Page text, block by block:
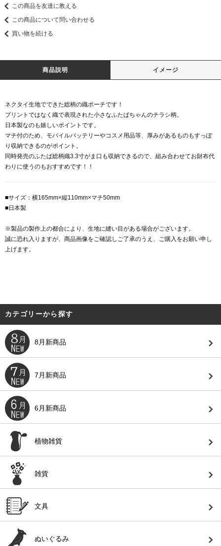
この商品を友達に教える
この商品について問い合わせる
買い物を続ける
商品説明 イメージ
ネクタイ生地でできた総柄の織ポーチです！
プリントではなく織で表現された小さなふたばちゃんのチラシ柄。
日本製なのも嬉しいポイントです。
マチ付のため、モバイルバッテリーやコスメ用品等、厚みがあるものもすっぽ
り収納できるのがポイント。
同時発売のふたば総柄織3.3寸がま口も収納できるので、組み合わせてお財布代
わりに使うのもおすすめです！！
■サイズ：横165mm×縦110mm×マチ50mm
■日本製
※製品の製作上の都合により、生地に縫い目がある場合がございます。
誠に恐れ入りますが、商品画像をご確認しご了承のうえ、ご購入をお願い申し
上げます。
カテゴリーから探す
8月新商品
7月新商品
6月新商品
植物雑貨
雑貨
文具
ぬいぐるみ